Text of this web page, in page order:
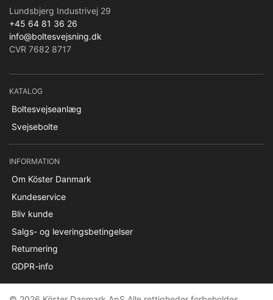
Lundsbjerg Industrivej 29
+45 64 81 36 26
info@boltesvejsning.dk
CVR 7682 8717
KATALOG
Boltesvejseanlæg
Svejsebolte
INFORMATION
Om Köster Danmark
Kundeservice
Bliv kunde
Salgs- og leveringsbetingelser
Returnering
GDPR-info